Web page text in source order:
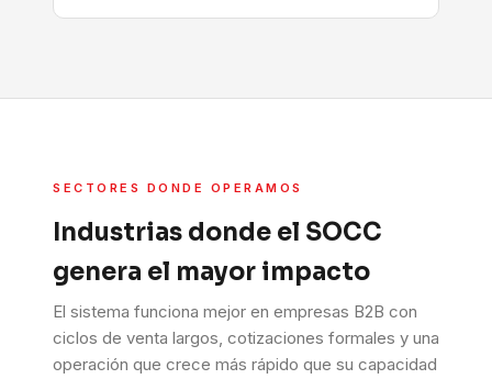
SECTORES DONDE OPERAMOS
Industrias donde el SOCC
genera el mayor impacto
El sistema funciona mejor en empresas B2B con
ciclos de venta largos, cotizaciones formales y una
operación que crece más rápido que su capacidad